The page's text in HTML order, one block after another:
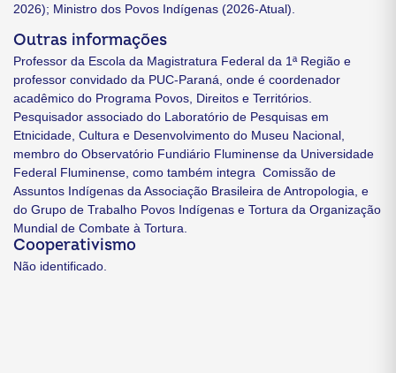
2026); Ministro dos Povos Indígenas (2026-Atual).
Outras informações
Professor da Escola da Magistratura Federal da 1ª Região e
professor convidado da PUC-Paraná, onde é coordenador
acadêmico do Programa Povos, Direitos e Territórios.
Pesquisador associado do Laboratório de Pesquisas em
Etnicidade, Cultura e Desenvolvimento do Museu Nacional,
membro do Observatório Fundiário Fluminense da Universidade
Federal Fluminense, como também integra Comissão de
Assuntos Indígenas da Associação Brasileira de Antropologia, e
do Grupo de Trabalho Povos Indígenas e Tortura da Organização
Mundial de Combate à Tortura.
Cooperativismo
Não identificado.